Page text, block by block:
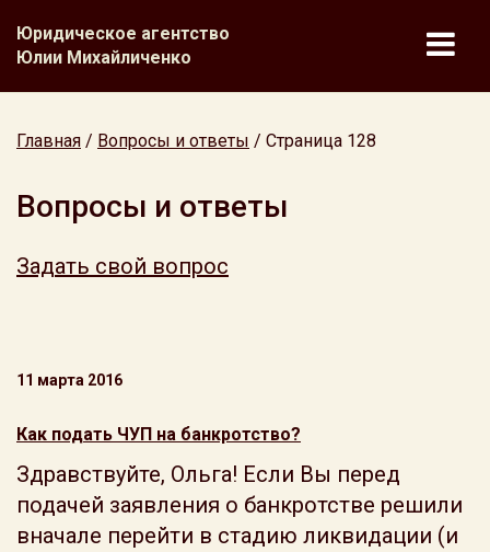
Юридическое агентство
Юлии Михайличенко
Главная / Вопросы и ответы / Страница 128
Вопросы и ответы
Задать свой вопрос
11 марта 2016
Как подать ЧУП на банкротство?
Здравствуйте, Ольга! Если Вы перед
подачей заявления о банкротстве решили
вначале перейти в стадию ликвидации (и